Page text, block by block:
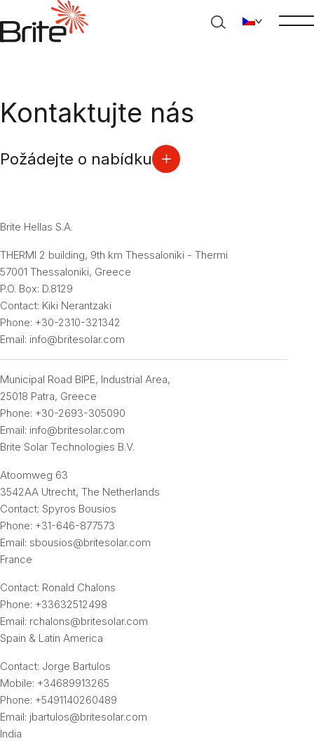
Kontaktujte nás
Požádejte o nabídku
Brite Hellas S.A.
THERMI 2 building, 9th km Thessaloniki - Thermi
57001 Thessaloniki, Greece
P.O. Box: D.8129
Contact: Kiki Nerantzaki
Phone: +30-2310-321342
Email: info@britesolar.com
Municipal Road BIPE, Industrial Area,
25018 Patra, Greece
Phone: +30-2693-305090
Email: info@britesolar.com
Brite Solar Technologies B.V.
Atoomweg 63
3542AA Utrecht, The Netherlands
Contact: Spyros Bousios
Phone: +31-646-877573
Email: sbousios@britesolar.com
France
Contact: Ronald Chalons
Phone: +33632512498
Email: rchalons@britesolar.com
Spain & Latin America
Contact: Jorge Bartulos
Mobile: +34689913265
Phone: +5491140260489
Email: jbartulos@britesolar.com
India